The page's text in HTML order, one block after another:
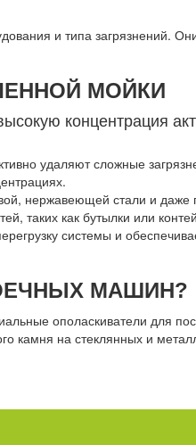
и типа загрязнений.
МОЙКИ
концентрация
удаляют сложные
нержавеющей стали и даже
таких как бутылки или
системы и
МАШИН?
ополаскиватели для
камня на стеклянных и